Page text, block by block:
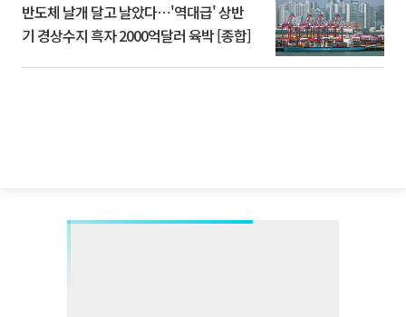
반도체 날개 달고 날았다⋯'역대급' 상반
기 경상수지 흑자 2000억달러 육박 [종합]